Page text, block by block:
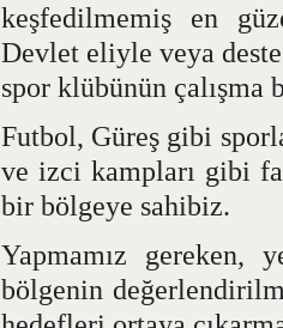
keşfedilmemiş en
Devlet eliyle veya
spor klübünün
Futbol, Güreş gibi
ve izci kampları gibi
bir bölgeye sahibiz.
Yapmamız
bölgenin